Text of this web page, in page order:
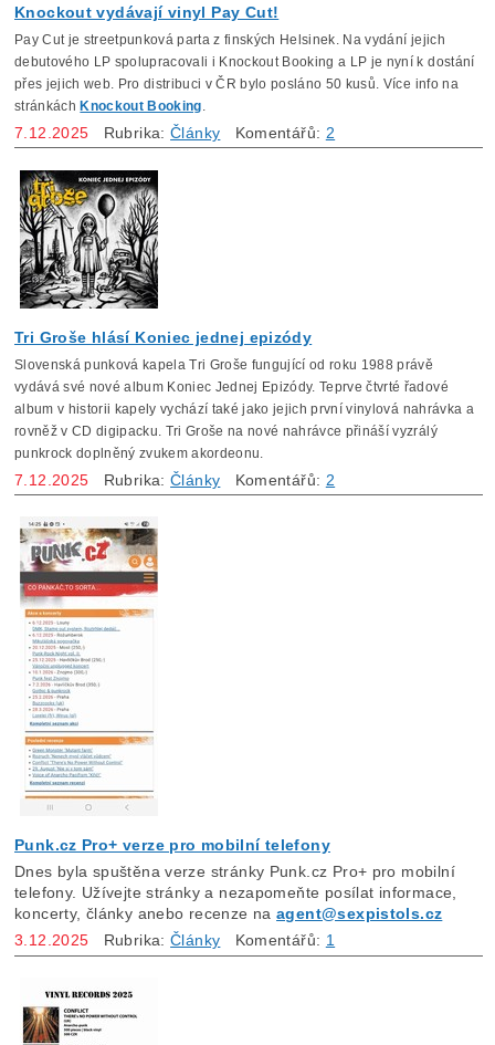
Knockout vydávají vinyl Pay Cut!
Pay Cut je streetpunková parta z finských Helsinek. Na vydání jejich
debutového LP spolupracovali i Knockout Booking a LP je nyní k dostání
přes jejich web. Pro distribuci v ČR bylo posláno 50 kusů. Více info na
stránkách Knockout Booking.
7.12.2025 Rubrika:Články Komentářů: 2
Tri Groše hlásí Koniec jednej epizódy
Slovenská punková kapela Tri Groše fungující od roku 1988 právě
vydává své nové album Koniec Jednej Epizódy. Teprve čtvrté řadové
album v historii kapely vychází také jako jejich první vinylová nahrávka a
rovněž v CD digipacku. Tri Groše na nové nahrávce přináší vyzrálý
punkrock doplněný zvukem akordeonu.
7.12.2025 Rubrika:Články Komentářů: 2
Punk.cz Pro+ verze pro mobilní telefony
Dnes byla spuštěna verze stránky Punk.cz Pro+ pro mobilní
telefony. Užívejte stránky a nezapomeňte posílat informace,
koncerty, články anebo recenze naagent@sexpistols.cz
3.12.2025 Rubrika:Články Komentářů: 1